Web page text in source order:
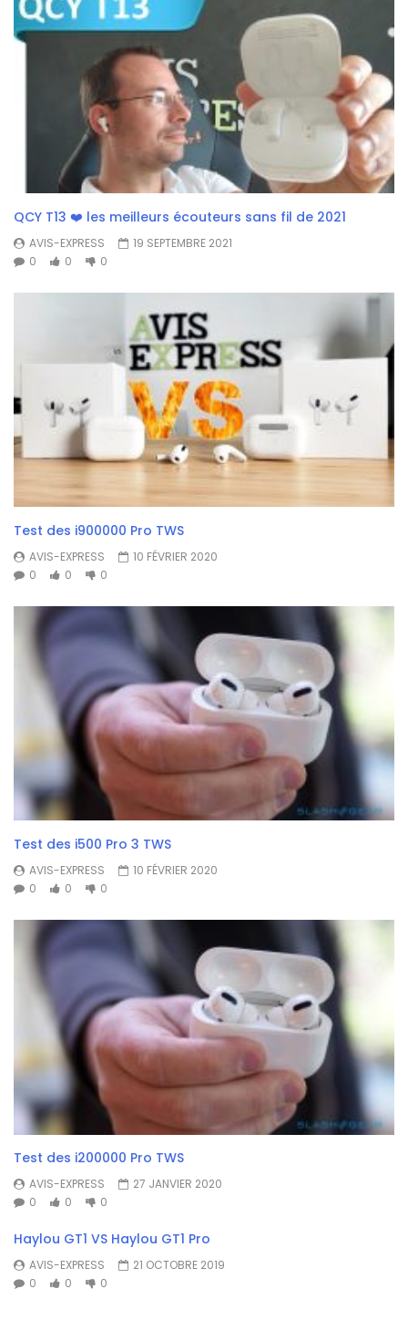
QCY T13 ❤️ les meilleurs écouteurs sans fil de 2021
AVIS-EXPRESS
19 SEPTEMBRE 2021
0
0 0
Test des i900000 Pro TWS
AVIS-EXPRESS
10 FÉVRIER 2020
0
0 0
Test des i500 Pro 3 TWS
AVIS-EXPRESS
10 FÉVRIER 2020
0
0 0
Test des i200000 Pro TWS
AVIS-EXPRESS
27 JANVIER 2020
0
0 0
Haylou GT1 VS Haylou GT1 Pro
AVIS-EXPRESS
21 OCTOBRE 2019
0
0 0